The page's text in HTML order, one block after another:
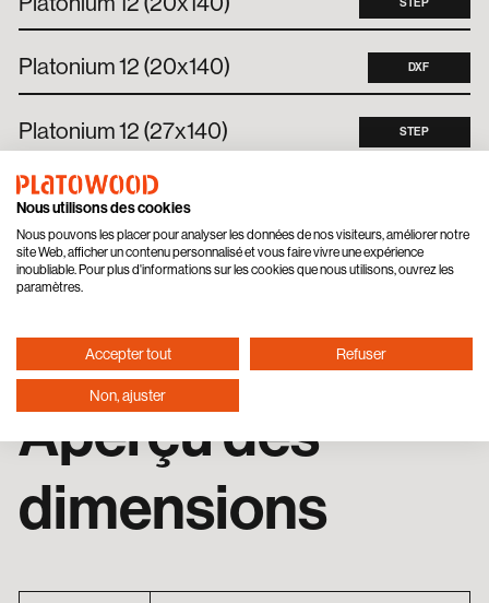
Platonium 12 (20x140) DXF
Platonium 12 (27x140) STEP
Platonium 12 (27x140)
Platonium 12 (40x140) DXF
Aperçu des
dimensions
Nous utilisons des cookies
Nous pouvons les placer pour analyser les données de nos visiteurs, améliorer notre
site Web, afficher un contenu personnalisé et vous faire vivre une expérience
inoubliable. Pour plus d'informations sur les cookies que nous utilisons, ouvrez les
paramètres.
Accepter tout Refuser
Non, ajuster